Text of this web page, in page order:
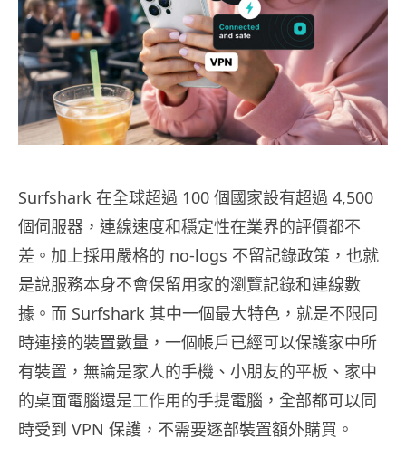
Surfshark 在全球超過 100 個國家設有超過 4,500
個伺服器，連線速度和穩定性在業界的評價都不
差。加上採用嚴格的 no-logs 不留記錄政策，也就
是說服務本身不會保留用家的瀏覽記錄和連線數
據。而 Surfshark 其中一個最大特色，就是不限同
時連接的裝置數量，一個帳戶已經可以保護家中所
有裝置，無論是家人的手機、小朋友的平板、家中
的桌面電腦還是工作用的手提電腦，全部都可以同
時受到 VPN 保護，不需要逐部裝置額外購買。